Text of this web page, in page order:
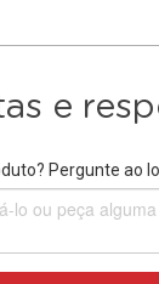
e
Pergunte ao